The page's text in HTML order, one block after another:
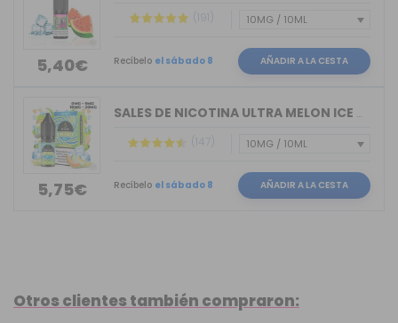
5,40€
(191)
Recíbelo el sábado 8 AÑADIR A LA CESTA
5,75€
SALES DE NICOTINA ULTRA MELON ICE BAR...
(147)
Recíbelo el sábado 8 AÑADIR A LA CESTA
Otros clientes también compraron: